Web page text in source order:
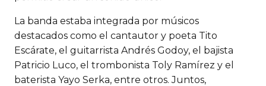
La banda estaba integrada por músicos
destacados como el cantautor y poeta Tito
Escárate, el guitarrista Andrés Godoy, el bajista
Patricio Luco, el trombonista Toly Ramírez y el
baterista Yayo Serka, entre otros. Juntos,